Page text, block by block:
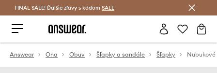
Šetrite s Answear Club >
FINAL SALE! Ďalšie zľavy s kódom SALE
Answear Ona Obuv Šľapky a sandále Šľapky